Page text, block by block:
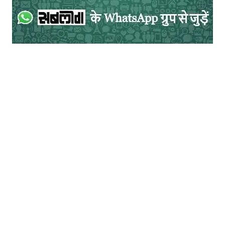
महारानी 4 की रिलीज 7 नवंबर को होना, जब दूसरे
चरण के मतदान की तैयारी चल रही थी, निश्चित रूप
से एक सोचा-समझा कदम लगता है। खुद सीरीज के